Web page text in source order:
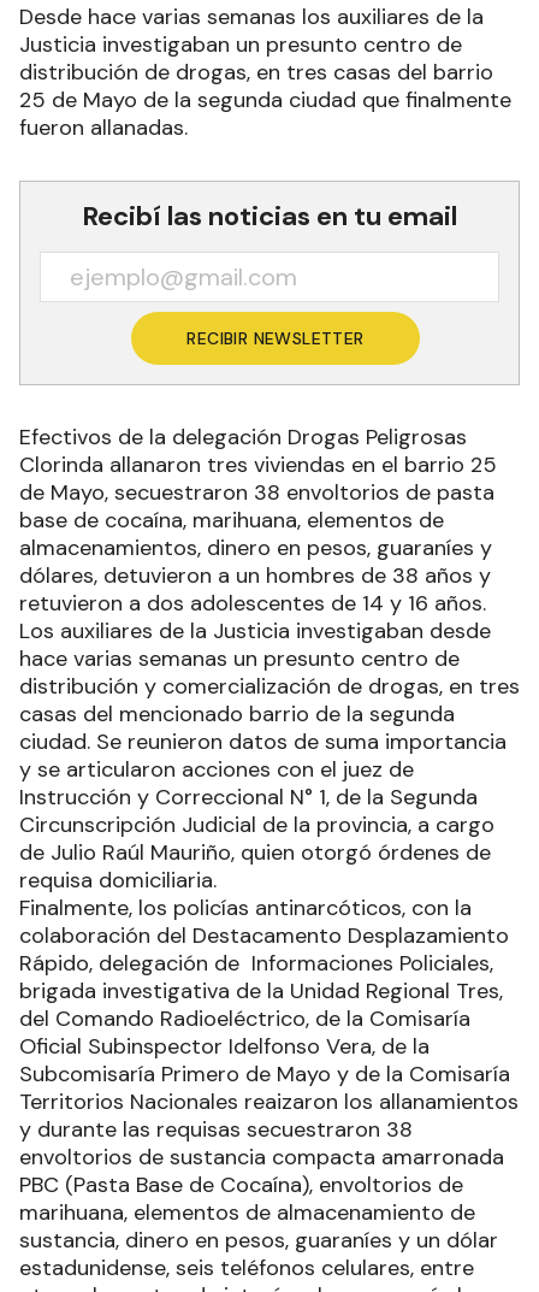
Desde hace varias semanas los auxiliares de la
Justicia investigaban un presunto centro de
distribución de drogas, en tres casas del barrio
25 de Mayo de la segunda ciudad que finalmente
fueron allanadas.
Recibí las noticias en tu email
RECIBIR NEWSLETTER
Efectivos de la delegación Drogas Peligrosas
Clorinda allanaron tres viviendas en el barrio 25
de Mayo, secuestraron 38 envoltorios de pasta
base de cocaína, marihuana, elementos de
almacenamientos, dinero en pesos, guaraníes y
dólares, detuvieron a un hombres de 38 años y
retuvieron a dos adolescentes de 14 y 16 años.
Los auxiliares de la Justicia investigaban desde
hace varias semanas un presunto centro de
distribución y comercialización de drogas, en tres
casas del mencionado barrio de la segunda
ciudad. Se reunieron datos de suma importancia
y se articularon acciones con el juez de
Instrucción y Correccional N° 1, de la Segunda
Circunscripción Judicial de la provincia, a cargo
de Julio Raúl Mauriño, quien otorgó órdenes de
requisa domiciliaria.
Finalmente, los policías antinarcóticos, con la
colaboración del Destacamento Desplazamiento
Rápido, delegación de Informaciones Policiales,
brigada investigativa de la Unidad Regional Tres,
del Comando Radioeléctrico, de la Comisaría
Oficial Subinspector Idelfonso Vera, de la
Subcomisaría Primero de Mayo y de la Comisaría
Territorios Nacionales reaizaron los allanamientos
y durante las requisas secuestraron 38
envoltorios de sustancia compacta amarronada
PBC (Pasta Base de Cocaína), envoltorios de
marihuana, elementos de almacenamiento de
sustancia, dinero en pesos, guaraníes y un dólar
estadunidense, seis teléfonos celulares, entre